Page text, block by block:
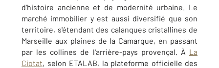
d'histoire ancienne et de modernité urbaine. Le
marché immobilier y est aussi diversifié que son
territoire, s'étendant des calanques cristallines de
Marseille aux plaines de la Camargue, en passant
par les collines de l'arrière-pays provençal. À La
Ciotat, selon ETALAB, la plateforme officielle des